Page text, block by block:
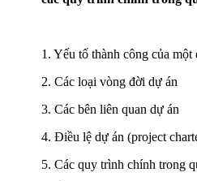
1. Yếu tố thành công của một
2. Các loại vòng đời dự án
3. Các bên liên quan dự án
4. Điều lệ dự án (project
5. Các quy trình chính trong